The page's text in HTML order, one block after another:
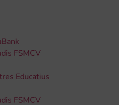
FSMCV
Educatius
FSMCV